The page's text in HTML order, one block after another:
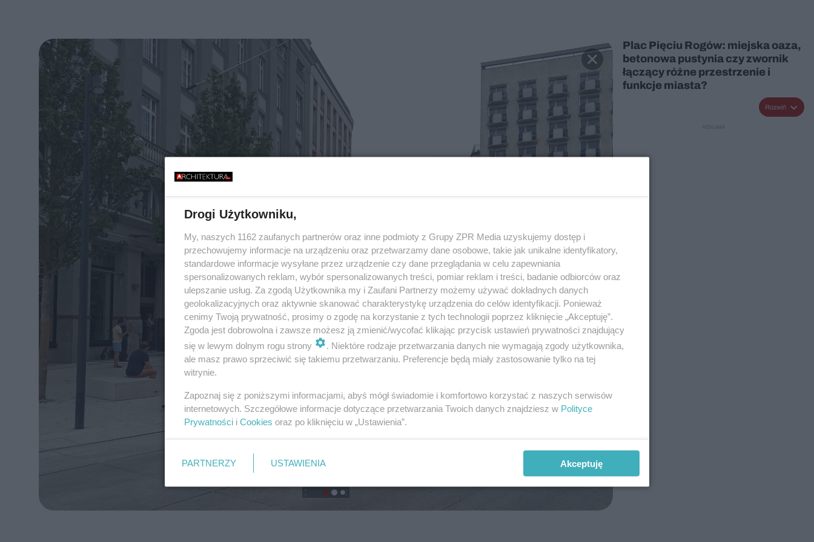
Plac Pięciu Rogów: miejska oaza,
betonowa pustynia czy zwornik
łączący różne przestrzenie i
funkcje miasta?
Rozwiń
Drogi Użytkowniku,
My, naszych 1162 zaufanych partnerów oraz inne podmioty z Grupy ZPR Media uzyskujemy dostęp i
przechowujemy informacje na urządzeniu oraz przetwarzamy dane osobowe, takie jak unikalne identyfikatory,
standardowe informacje wysyłane przez urządzenie czy dane przeglądania w celu zapewniania
spersonalizowanych reklam, wybór spersonalizowanych treści, pomiar reklam i treści, badanie odbiorców oraz
ulepszanie usług. Za zgodą Użytkownika my i Zaufani Partnerzy możemy używać dokładnych danych
geolokalizacyjnych oraz aktywnie skanować charakterystykę urządzenia do celów identyfikacji. Ponieważ
cenimy Twoją prywatność, prosimy o zgodę na korzystanie z tych technologii poprzez kliknięcie „Akceptuję”.
Zgoda jest dobrowolna i zawsze możesz ją zmienić/wycofać klikając przycisk ustawień prywatności znajdujący
się w lewym dolnym rogu strony
. Niektóre rodzaje przetwarzania danych nie wymagają zgody użytkownika,
ale masz prawo sprzeciwić się takiemu przetwarzaniu. Preferencje będą miały zastosowanie tylko na tej
witrynie.
Zapoznaj się z poniższymi informacjami, abyś mógł świadomie i komfortowo korzystać z naszych serwisów
internetowych. Szczegółowe informacje dotyczące przetwarzania Twoich danych znajdziesz w Polityce
Prywatności i Cookies oraz po kliknięciu w „Ustawienia”.
PARTNERZY USTAWIENIA Akceptuję